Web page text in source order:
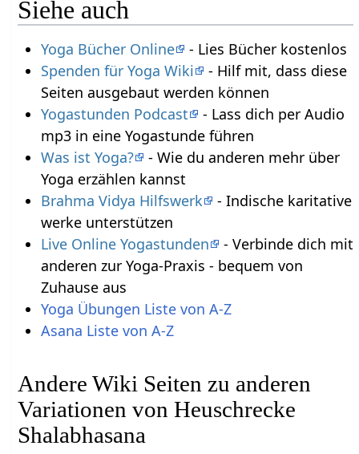
Siehe auch
Yoga Bücher Online
- Lies Bücher kostenlos
Spenden für Yoga Wiki
- Hilf mit, dass diese
Seiten ausgebaut werden können
Yogastunden Podcast
- Lass dich per Audio
mp3 in eine Yogastunde führen
Was ist Yoga?
- Wie du anderen mehr über
Yoga erzählen kannst
Brahma Vidya Hilfswerk
- Indische karitative
werke unterstützen
Live Online Yogastunden
- Verbinde dich mit
anderen zur Yoga-Praxis - bequem von
Zuhause aus
Yoga Übungen Liste von A-Z
Asana Liste von A-Z
Andere Wiki Seiten zu anderen
Variationen von Heuschrecke
Shalabhasana